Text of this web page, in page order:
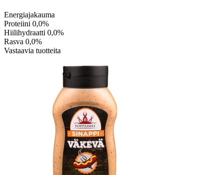
Energiajakauma
Proteiini 0,0%
Hiilihydraatti 0,0%
Rasva 0,0%
Vastaavia tuotteita